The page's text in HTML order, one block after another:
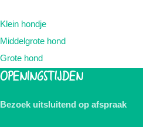
Klein hondje
Middelgrote hond
Grote hond
OPENINGSTIJDEN
Bezoek uitsluitend op afspraak